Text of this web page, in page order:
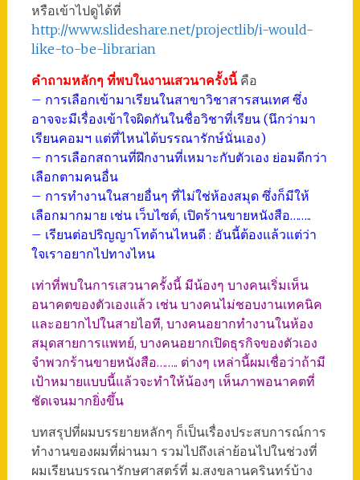
หรือเข้าไปดูได้ที่
http://www.slideshare.net/projectlib/i-would-
like-to-be-librarian
คำถามหลักๆ ที่พบในงานเสวนาครั้งนี้ คือ
– การเลือกเข้ามาเรียนในสาขาวิชาสารสนเทศ ซึ่ง
อาจจะมีเรื่องเข้าใจผิดกันในชื่อวิชาที่เรียน (นึกว่ามา
เรียนคอมฯ แต่ที่ไหนได้บรรณารักษ์นั่นเอง)
– การเลือกสถานที่ฝึกงานที่เหมาะกับตัวเอง ย่อมดีกว่า
เลือกตามคนอื่น
– การทำงานในสายอื่นๆ ที่ไม่ใช่ห้องสมุด ซึ่งก็มีให้
เลือกมากมาย เช่น เว็บไซต์, เปิดร้านขายหนังสือ……..
– เรียนต่อปริญญาโทด้านไหนดี : อันนี้ต้องแล้วแต่ว่า
ใจเราอยากไปทางไหน
เท่าที่พบในการเสวนาครั้งนี้ มีน้องๆ บางคนเริ่มเห็น
อนาคตของตัวเองแล้ว เช่น บางคนไม่ชอบงานเทคนิค
และอยากไปในสายไอที, บางคนอยากทำงานในห้อง
สมุดสายการแพทย์, บางคนอยากเปิดธุรกิจของตัวเอง
จำพวกร้านขายหนังสือ…….. ต่างๆ เหล่านี้ผมเชื่อว่าถ้ามี
เป้าหมายแบบนี้แล้วจะทำให้น้องๆ เห็นภาพอนาคตที่
ชัดเจนมากยิ่งขึ้น
บทสรุปที่ผมบรรยายหลักๆ ก็เป็นเรื่องประสบการณ์การ
ทำงานของผมที่ผ่านมา รวมไปถึงเล่าย้อนไปในช่วงที่
ผมเรียนบรรณารักษศาสตร์ที่ ม.สงขลานครินทร์บ้าง